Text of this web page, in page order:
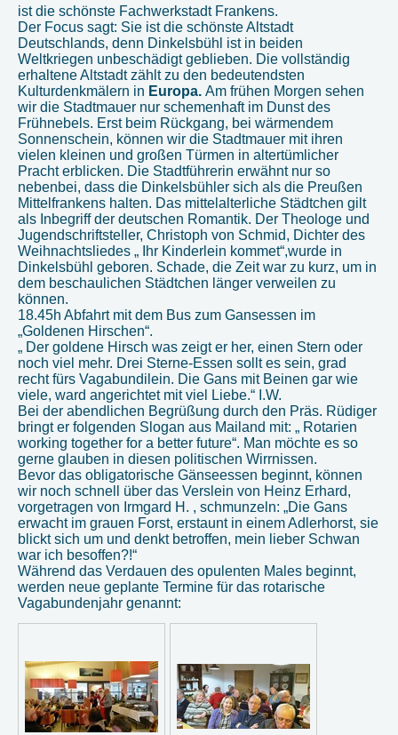
ist die schönste Fachwerkstadt Frankens.
Der Focus sagt: Sie ist die schönste Altstadt
Deutschlands, denn Dinkelsbühl ist in beiden
Weltkriegen unbeschädigt geblieben. Die vollständig
erhaltene Altstadt zählt zu den bedeutendsten
Kulturdenkmälern in Europa. Am frühen Morgen sehen
wir die Stadtmauer nur schemenhaft im Dunst des
Frühnebels. Erst beim Rückgang, bei wärmendem
Sonnenschein, können wir die Stadtmauer mit ihren
vielen kleinen und großen Türmen in altertümlicher
Pracht erblicken. Die Stadtführerin erwähnt nur so
nebenbei, dass die Dinkelsbühler sich als die Preußen
Mittelfrankens halten. Das mittelalterliche Städtchen gilt
als Inbegriff der deutschen Romantik. Der Theologe und
Jugendschriftsteller, Christoph von Schmid, Dichter des
Weihnachtsliedes „ Ihr Kinderlein kommet“,wurde in
Dinkelsbühl geboren. Schade, die Zeit war zu kurz, um in
dem beschaulichen Städtchen länger verweilen zu
können.
18.45h Abfahrt mit dem Bus zum Gansessen im
„Goldenen Hirschen“.
„ Der goldene Hirsch was zeigt er her, einen Stern oder
noch viel mehr. Drei Sterne-Essen sollt es sein, grad
recht fürs Vagabundilein. Die Gans mit Beinen gar wie
viele, ward angerichtet mit viel Liebe.“ I.W.
Bei der abendlichen Begrüßung durch den Präs. Rüdiger
bringt er folgenden Slogan aus Mailand mit: „ Rotarien
working together for a better future“. Man möchte es so
gerne glauben in diesen politischen Wirrnissen.
Bevor das obligatorische Gänseessen beginnt, können
wir noch schnell über das Verslein von Heinz Erhard,
vorgetragen von Irmgard H. , schmunzeln: „Die Gans
erwacht im grauen Forst, erstaunt in einem Adlerhorst, sie
blickt sich um und denkt betroffen, mein lieber Schwan
war ich besoffen?!“
Während das Verdauen des opulenten Males beginnt,
werden neue geplante Termine für das rotarische
Vagabundenjahr genannt: